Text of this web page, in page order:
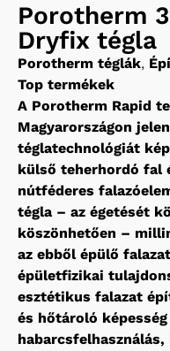
Porotherm
Dryfix tégla
Porotherm téglák,
Top termékek
A Porotherm Rapid
Magyarországon
téglatechnológiát
külső teherhordó fal
nútféderes
tégla – az égetését
köszönhetően –
az ebből épülő
épületfizikai
esztétikus falazat
és hőtároló